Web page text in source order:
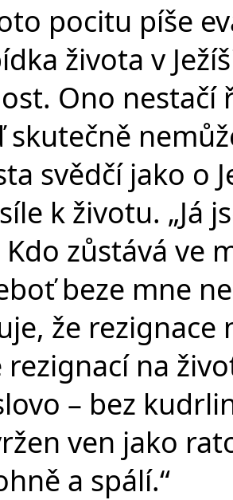
pocitu píše
života v
Ono nestačí
skutečně
svědčí jako o
k životu. „Já
zůstává ve
beze mne
že rezignace
rezignací na
– bez
ven jako
a spálí.“